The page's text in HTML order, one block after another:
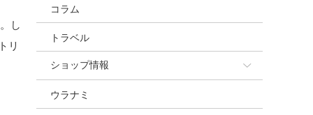
し
リ
コラム
トラベル
ショップ情報
ショップ情報
ウラナミ